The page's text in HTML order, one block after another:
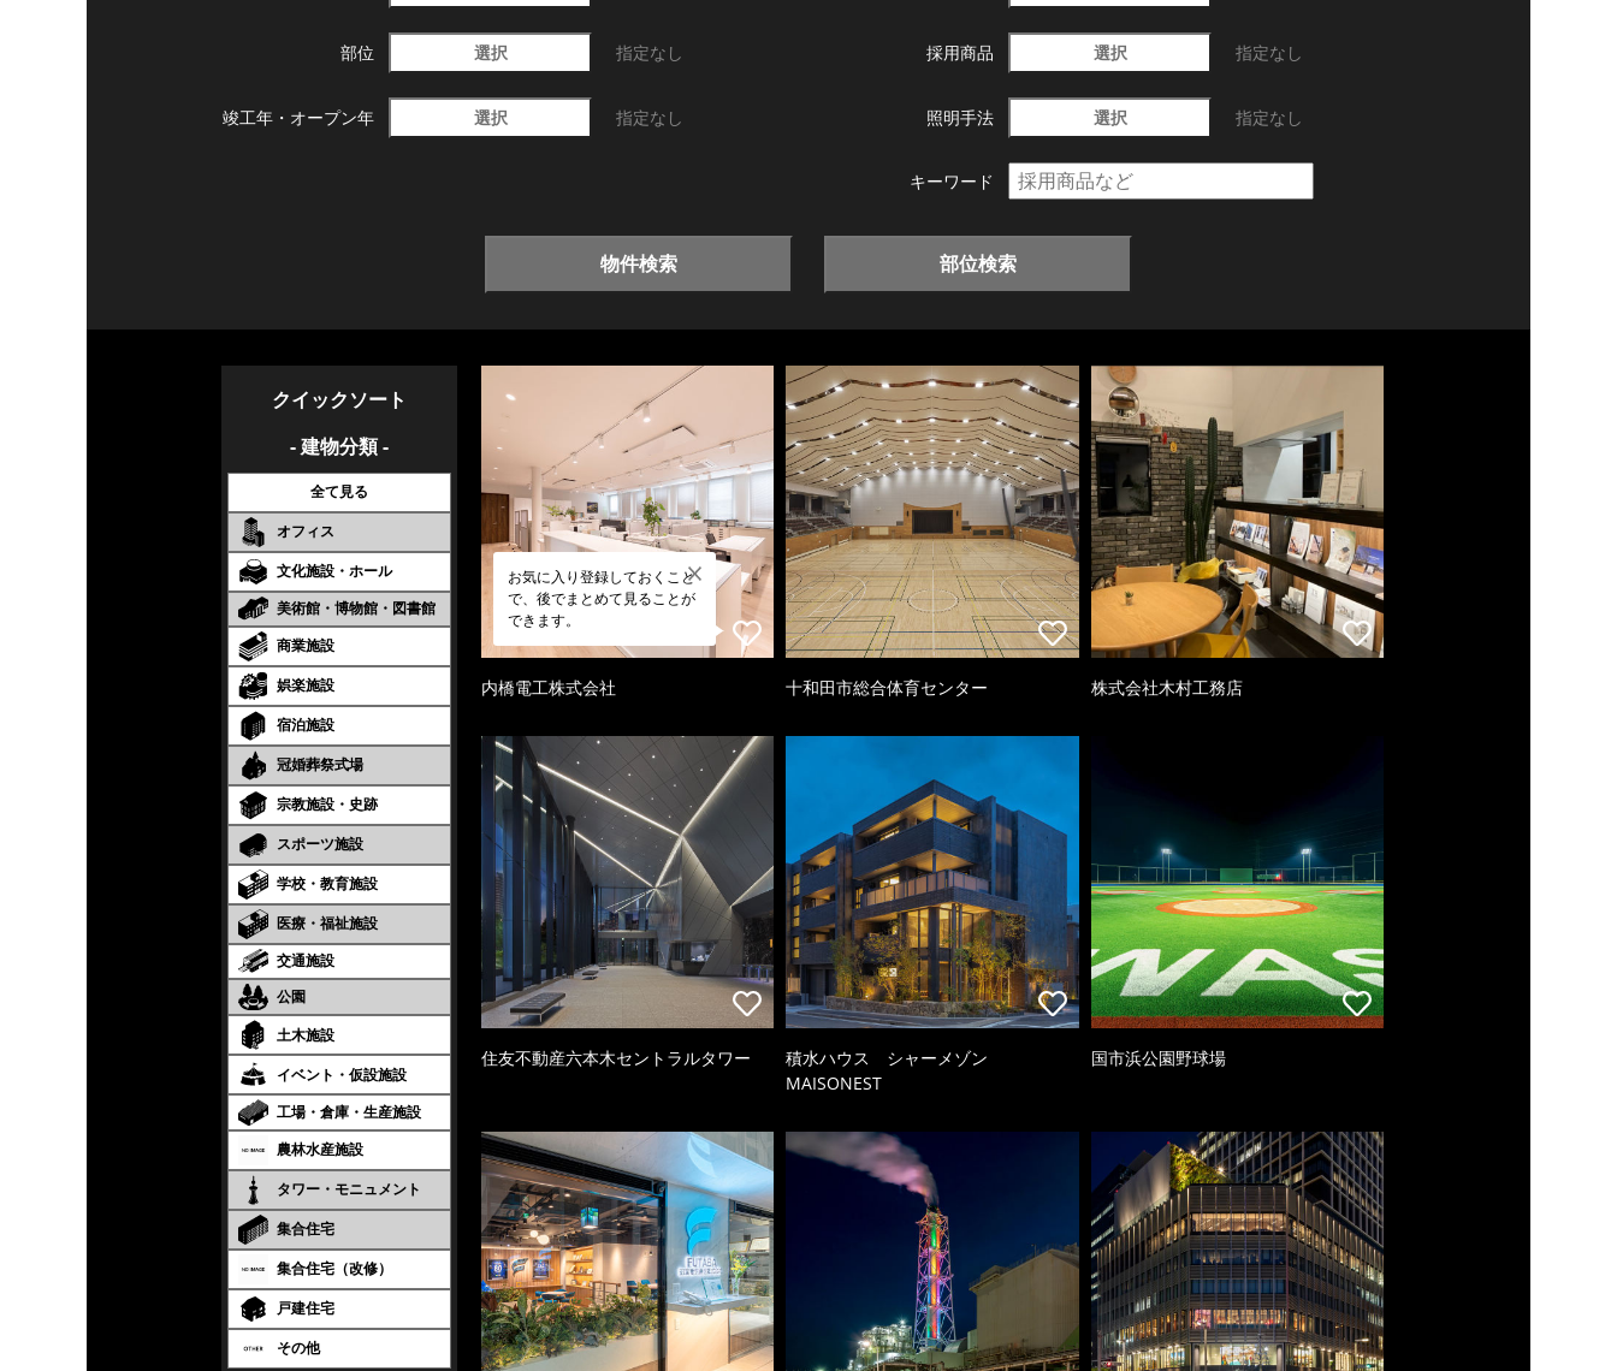
部位 選択 指定なし 採用商品 選択 指定なし
竣工年・ オープン年 選択 指定なし 照明手法 選択 指定なし
キーワード
物件検索 部位検索
クイックソート
- 建物分類 -
全て見る
オフィス
文化施設・ホール
美術館・博物館・図書館
商業施設
娯楽施設
宿泊施設
冠婚葬祭式場
宗教施設・史跡
スポーツ施設
学校・教育施設
医療・福祉施設
交通施設
公園
土木施設
イベント・仮設施設
工場・倉庫・生産施設
農林水産施設
タワー・モニュメント
集合住宅
集合住宅（改修）
戸建住宅
その他
お気に入り登録しておくこと
で、後でまとめて見ることが
できます。
内橋電工株式会社 十和田市総合体育センター 株式会社木村工務店
住友不動産六本木セントラルタワー
積水ハウス シャーメゾン
MAISONEST
国市浜公園野球場